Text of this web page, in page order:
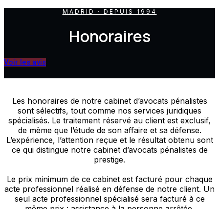
MADRID · DEPUIS 1994
Honoraires
Voir les avis
Les honoraires de notre cabinet d’avocats pénalistes
sont sélectifs, tout comme nos services juridiques
spécialisés. Le traitement réservé au client est exclusif,
de même que l’étude de son affaire et sa défense.
L’expérience, l’attention reçue et le résultat obtenu sont
ce qui distingue notre cabinet d’avocats pénalistes de
prestige.
Le prix minimum de ce cabinet est facturé pour chaque
acte professionnel réalisé en défense de notre client. Un
seul acte professionnel spécialisé sera facturé à ce